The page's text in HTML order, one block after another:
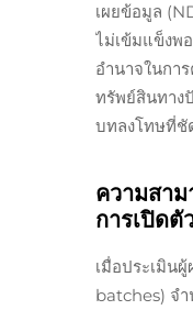
เผยข้อมูล
ไม่เข้มแข็งพ
อำนาจในกา
ทรัพย์สินทาง
บทลงโทษที่ชั
ความสา
การเปิด
เมื่อประเมิน
batches) จ